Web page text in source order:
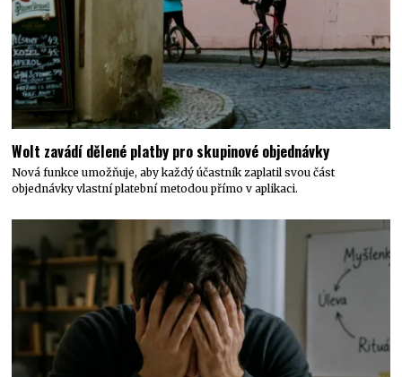
Wolt zavádí dělené platby pro skupinové objednávky
Nová funkce umožňuje, aby každý účastník zaplatil svou část
objednávky vlastní platební metodou přímo v aplikaci.